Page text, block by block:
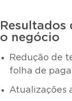
Resultados
o negócio
Redução de
folha de
Atualizações